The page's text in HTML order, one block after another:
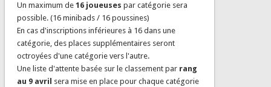
Un maximum de 16 joueuses par catégorie sera
possible. (16 minibads / 16 poussines)
En cas d'inscriptions inférieures à 16 dans une
catégorie, des places supplémentaires seront
octroyées d'une catégorie vers l'autre.
Une liste d'attente basée sur le classement par rang
au 9 avril sera mise en place pour chaque catégorie